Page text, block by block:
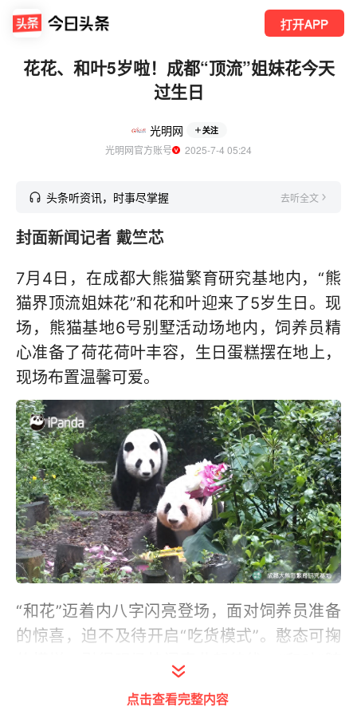
打开APP
花花、和叶5岁啦！成都“顶流”姐妹花今天
过生日
光明网 关注
光明网官方账号
  2025-7-4 05:24
头条听资讯，时事尽掌握 去听全文
封面新闻记者 戴竺芯
7月4日，在成都大熊猫繁育研究基地内，“熊
猫界顶流姐妹花”和花和叶迎来了5岁生日。现
场，熊猫基地6号别墅活动场地内，饲养员精
心准备了荷花荷叶丰容，生日蛋糕摆在地上，
现场布置温馨可爱。
“和花”迈着内八字闪亮登场，面对饲养员准备
的惊喜，迫不及待开启“吃货模式”。憨态可掬
的模样，引得现场快门声此起彼伏。“和叶”随
点击查看完整内容